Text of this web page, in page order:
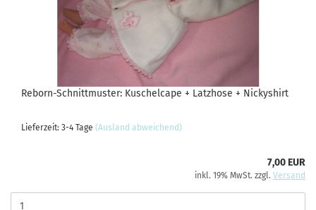
Reborn-Schnittmuster: Kuschelcape + Latzhose + Nickyshirt
Lieferzeit: 3-4 Tage (Ausland abweichend)
7,00 EUR
inkl. 19% MwSt. zzgl. Versand